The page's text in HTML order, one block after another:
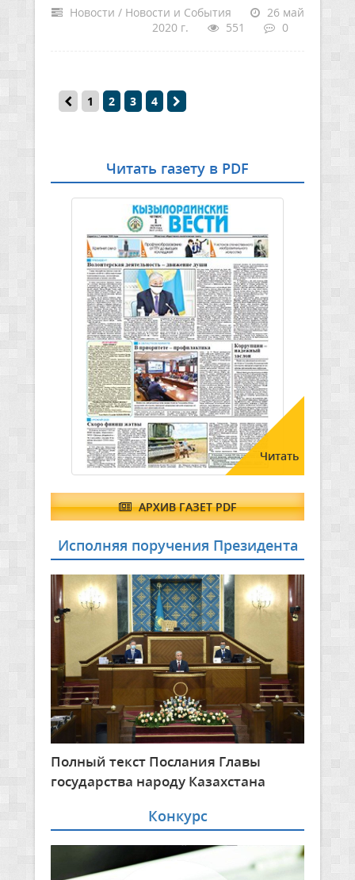
Новости / Новости и События
26 май
2020 г.
551 0
1 2 3 4
Читать газету в PDF
Читать
АРХИВ ГАЗЕТ PDF
Исполняя поручения Президента
Полный текст Послания Главы
государства народу Казахстана
Конкурс